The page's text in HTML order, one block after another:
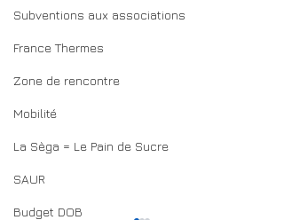
Subventions aux associations
France Thermes
Zone de rencontre
Mobilité
La Sèga = Le Pain de Sucre
SAUR
Budget DOB